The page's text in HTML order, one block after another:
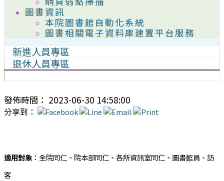
圖書資訊
本院圖書館自動化系統
圖書相關電子資料庫建置平台服務
新進人員專區
退休人員專區
發佈時間： 2023-06-30 14:58:00
分享到：
適用對象： 全院同仁、 院本部同仁、 各所資訊室同仁、 圖書館員、 訪
客